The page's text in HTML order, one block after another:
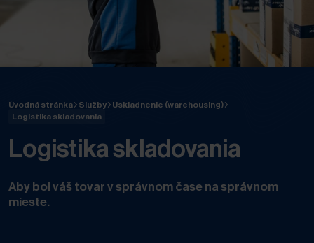
Úvodná stránka Služby
Uskladnenie (warehousing)
Logistika skladovania
Logistika skladovania
Aby bol váš tovar v správnom čase na správnom
mieste.